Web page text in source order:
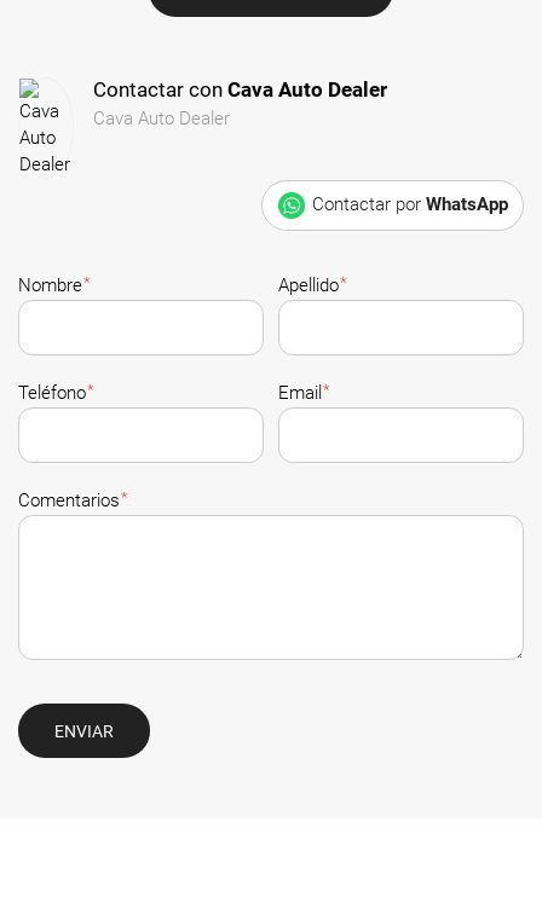
Contactar con Cava Auto Dealer
Cava Auto Dealer
Contactar por WhatsApp
Nombre* Apellido*
Teléfono* Email *
Comentarios*
ENVIAR